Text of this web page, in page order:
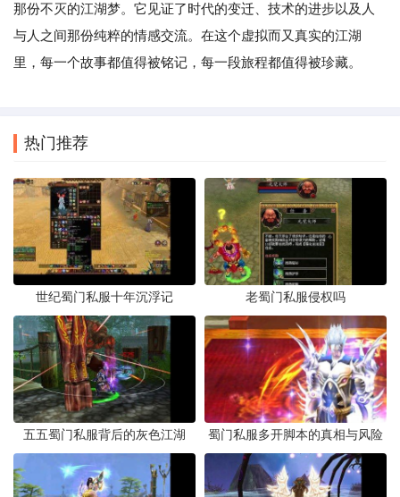
那份不灭的江湖梦。它见证了时代的变迁、技术的进步以及人
与人之间那份纯粹的情感交流。在这个虚拟而又真实的江湖
里，每一个故事都值得被铭记，每一段旅程都值得被珍藏。
热门推荐
世纪蜀门私服十年沉浮记 老蜀门私服侵权吗
五五蜀门私服背后的灰色江湖 蜀门私服多开脚本的真相与风险